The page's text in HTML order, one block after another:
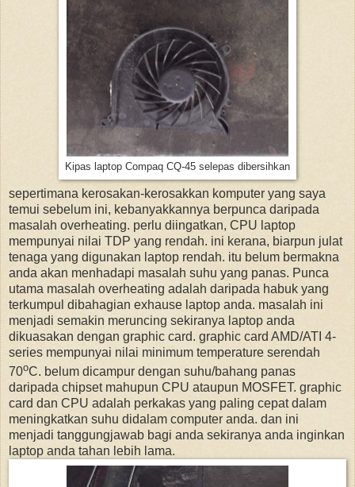
Kipas laptop Compaq CQ-45 selepas dibersihkan
sepertimana kerosakan-kerosakkan komputer yang saya
temui sebelum ini, kebanyakkannya berpunca daripada
masalah overheating. perlu diingatkan, CPU laptop
mempunyai nilai TDP yang rendah. ini kerana, biarpun julat
tenaga yang digunakan laptop rendah. itu belum bermakna
anda akan menhadapi masalah suhu yang panas. Punca
utama masalah overheating adalah daripada habuk yang
terkumpul dibahagian exhause laptop anda. masalah ini
menjadi semakin meruncing sekiranya laptop anda
dikuasakan dengan graphic card. graphic card AMD/ATI 4-
series mempunyai nilai minimum temperature serendah
70oC. belum dicampur dengan suhu/bahang panas
daripada chipset mahupun CPU ataupun MOSFET. graphic
card dan CPU adalah perkakas yang paling cepat dalam
meningkatkan suhu didalam computer anda. dan ini
menjadi tanggungjawab bagi anda sekiranya anda inginkan
laptop anda tahan lebih lama.